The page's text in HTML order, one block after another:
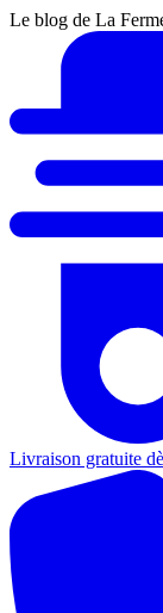
Le blog de La
Livraison gratuite